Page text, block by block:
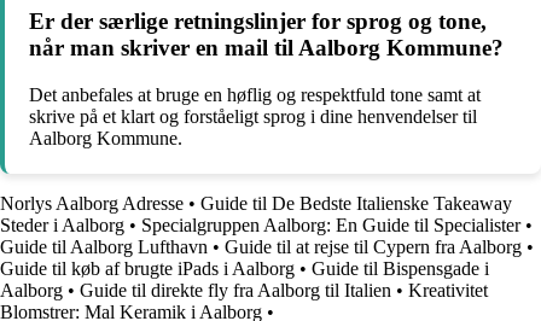
Er der særlige retningslinjer for sprog og tone,
når man skriver en mail til Aalborg Kommune?
Det anbefales at bruge en høflig og respektfuld tone samt at
skrive på et klart og forståeligt sprog i dine henvendelser til
Aalborg Kommune.
Norlys Aalborg Adresse • Guide til De Bedste Italienske Takeaway
Steder i Aalborg • Specialgruppen Aalborg: En Guide til Specialister•
Guide til Aalborg Lufthavn • Guide til at rejse til Cypern fra Aalborg •
Guide til køb af brugte iPads i Aalborg • Guide til Bispensgade i
Aalborg • Guide til direkte fly fra Aalborg til Italien • Kreativitet
Blomstrer: Mal Keramik i Aalborg •